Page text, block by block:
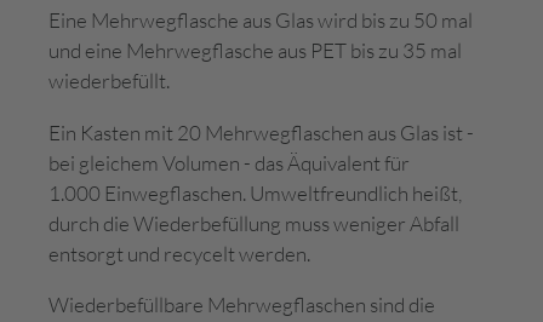
Eine Mehrwegflasche aus Glas wird bis zu 50 mal
und eine Mehrwegflasche aus PET bis zu 35 mal
wiederbefüllt.
Ein Kasten mit 20 Mehrwegflaschen aus Glas ist -
bei gleichem Volumen - das Äquivalent für
1.000 Einwegflaschen. Umweltfreundlich heißt,
durch die Wiederbefüllung muss weniger Abfall
entsorgt und recycelt werden.
Wiederbefüllbare Mehrwegflaschen sind die